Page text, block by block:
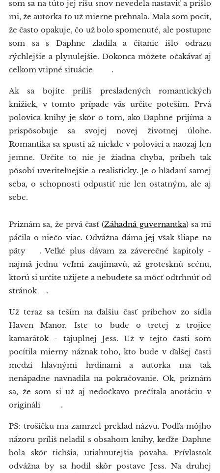
som sa na túto jej ríšu snov nevedela nastaviť a prišlo
mi, že autorka to už mierne prehnala. Mala som pocit,
že často opakuje, čo už bolo spomenuté, ale postupne
som sa s Daphne zladila a čítanie išlo odrazu
rýchlejšie a plynulejšie. Dokonca môžete očakávať aj
celkom vtipné situácie😀👍.
Ak sa bojíte príliš presladených romantických
knižiek, v tomto prípade vás určite poteším. Prvá
polovica knihy je skôr o tom, ako Daphne prijíma a
prispôsobuje sa svojej novej životnej úlohe.
Romantika sa spustí až niekde v polovici a naozaj len
jemne. Určite to nie je žiadna chyba, príbeh tak
pôsobí uveriteľnejšie a realisticky. Je o hľadaní samej
seba, o schopnosti odpustiť nie len ostatným, ale aj
sebe.
Priznám sa, že prvá časť (Záhadná guvernantka) sa mi
páčila o niečo viac. Odvážna dáma jej však šliape na
päty😉. Veľké plus dávam za záverečné kapitoly -
najmä jednu veľmi zaujímavú, až grotesknú scénu,
ktorú si určite užijete a nebudete sa môcť odtrhnúť od
stránok😅.
Už teraz sa teším na ďalšiu časť príbehov zo sídla
Haven Manor. Iste to bude o tretej z trojice
kamarátok - tajuplnej Jess. Už v tejto časti som
pocítila mierny náznak toho, kto bude v ďalšej časti
medzi hlavnými hrdinami a autorka ma tak
nenápadne navnadila na pokračovanie. Ok, priznám
sa, že som si už aj nedočkavo prečítala anotáciu v
origináli 😊😍.
PS: trošičku ma zamrzel preklad názvu. Podľa môjho
názoru príliš neladil s obsahom knihy, keďže Daphne
bola skôr tichšia, utiahnutejšia povaha. Prívlastok
odvážna by sa hodil skôr postave Jess. Na druhej